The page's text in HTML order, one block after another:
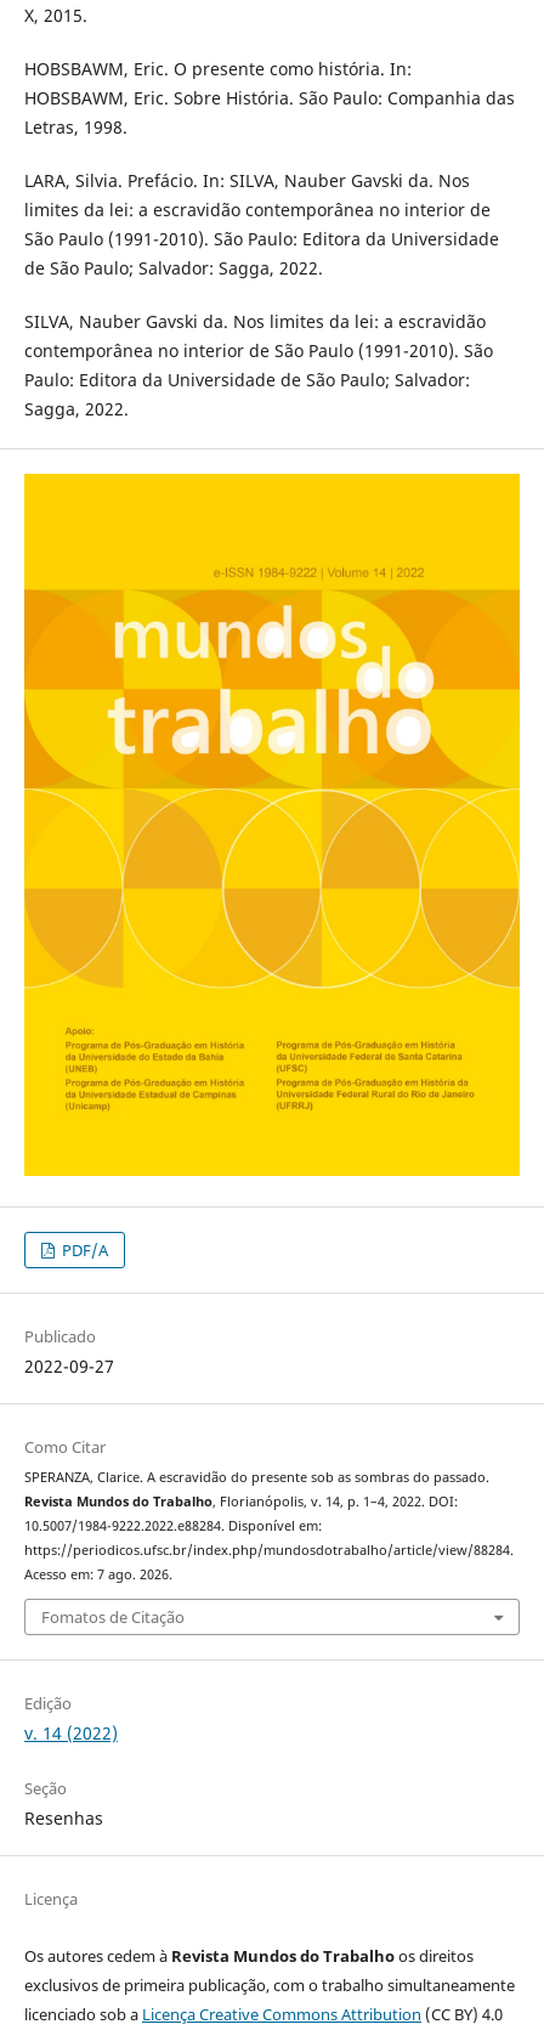
X, 2015.
HOBSBAWM, Eric. O presente como história. In:
HOBSBAWM, Eric. Sobre História. São Paulo: Companhia das
Letras, 1998.
LARA, Silvia. Prefácio. In: SILVA, Nauber Gavski da. Nos
limites da lei: a escravidão contemporânea no interior de
São Paulo (1991-2010). São Paulo: Editora da Universidade
de São Paulo; Salvador: Sagga, 2022.
SILVA, Nauber Gavski da. Nos limites da lei: a escravidão
contemporânea no interior de São Paulo (1991-2010). São
Paulo: Editora da Universidade de São Paulo; Salvador:
Sagga, 2022.
PDF/A
Publicado
2022-09-27
Como Citar
SPERANZA, Clarice. A escravidão do presente sob as sombras do passado.
Revista Mundos do Trabalho, Florianópolis, v. 14, p. 1–4, 2022. DOI:
10.5007/1984-9222.2022.e88284. Disponível em:
https://periodicos.ufsc.br/index.php/mundosdotrabalho/article/view/88284.
Acesso em: 7 ago. 2026.
Fomatos de Citação
Edição
v. 14 (2022)
Seção
Resenhas
Licença
Os autores cedem à Revista Mundos do Trabalhoos direitos
exclusivos de primeira publicação, com o trabalho simultaneamente
licenciado sob a Licença Creative Commons Attribution (CC BY) 4.0